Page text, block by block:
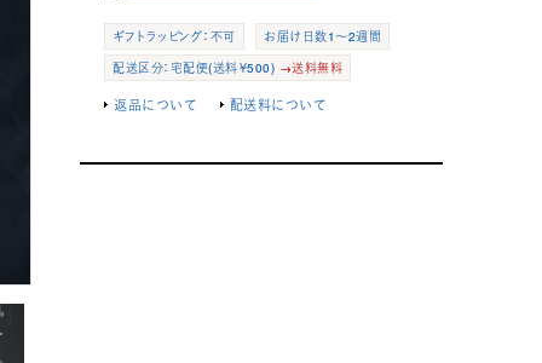
ギフトラッピング：不可
お届け日数1～2週間
配送区分：宅配便(送料￥500) →送料無料
返品について 配送料について